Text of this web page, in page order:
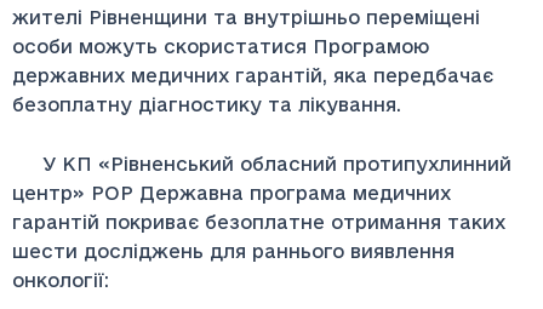
жителі Рівненщини та внутрішньо переміщені
особи можуть скористатися Програмою
державних медичних гарантій, яка передбачає
безоплатну діагностику та лікування.
У КП «Рівненський обласний протипухлинний
центр» РОР Державна програма медичних
гарантій покриває безоплатне отримання таких
шести досліджень для раннього виявлення
онкології: